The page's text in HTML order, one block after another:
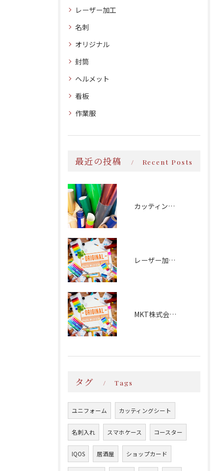
レーザー加工
名刺
オリジナル
封筒
ヘルメット
看板
作業服
最近の投稿 Recent Posts
カッティング文字
レーザー加工：磁器食器
MKT株式会社様
タグ Tags
ユニフォーム カッティングシート
名刺入れ スマホケース コースター
IQOS 居酒屋 ショップカード